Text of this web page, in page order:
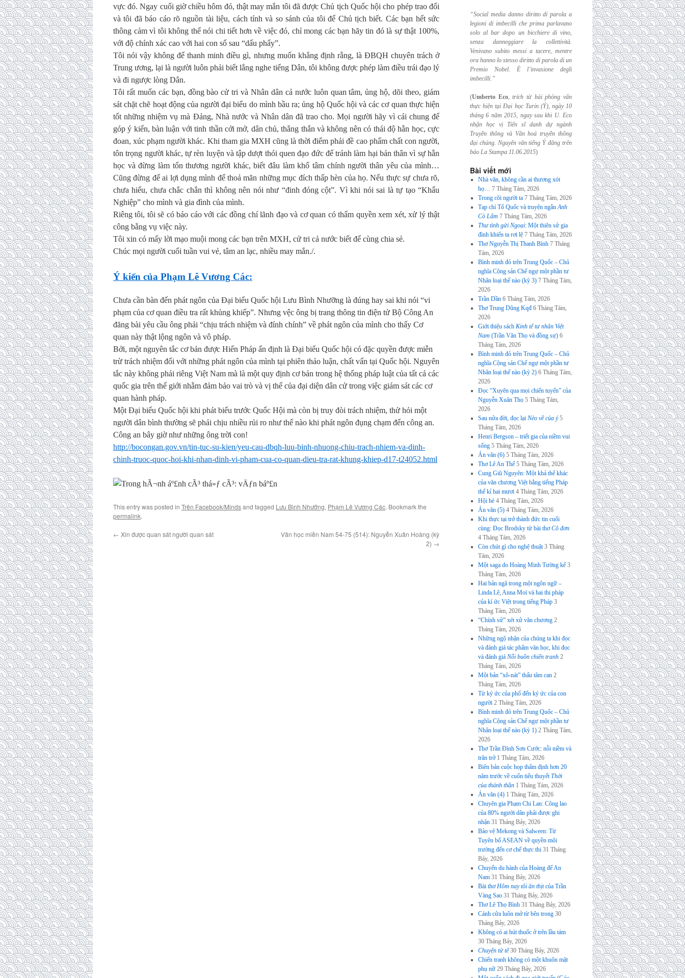
vực đó. Ngay cuối giờ chiều hôm đó, thật may mắn tôi đã được Chủ tịch Quốc hội cho phép trao đổi
và tôi đã báo cáo rõ nguồn tài liệu, cách tính và so sánh của tôi để Chủ tịch biết. Các bạn hết sức
thông cảm vì tôi không thể nói chi tiết hơn về việc đó, chỉ mong các bạn hãy tin đó là sự thật 100%,
với độ chính xác cao với hai con số sau “dấu phẩy”.
Tôi nói vậy không để thanh minh điều gì, nhưng muốn khẳng định rằng, là ĐBQH chuyên trách ở
Trung ương, lại là người luôn phải biết lắng nghe tiếng Dân, tôi không được phép làm điều trái đạo lý
và đi ngược lòng Dân.
Tôi rất muốn các bạn, đồng bào cử tri và Nhân dân cả nước luôn quan tâm, ủng hộ, dõi theo, giám
sát chặt chẽ hoạt động của người đại biểu do mình bầu ra; ủng hộ Quốc hội và các cơ quan thực hiện
tốt những nhiệm vụ mà Đảng, Nhà nước và Nhân dân đã trao cho. Mọi người hãy vì cái chung để
góp ý kiến, bàn luận với tinh thần cởi mở, dân chủ, thẳng thắn và không nên có thái độ hằn học, cực
đoan, xúc phạm người khác. Khi tham gia MXH cũng là thời điểm phải đề cao phẩm chất con người,
tôn trọng người khác, tự rèn luyện và tập dượt thói quen đạo đức để tránh làm hại bản thân vì sự hằn
học và đừng làm tổn thương người khác, biết đâu làm khổ tâm chính người thân yêu của mình…
Cũng đừng để ai lợi dụng mình để thoả mãn những mục đích thấp hèn của họ. Nếu thực sự chưa rõ,
chưa hiểu, chưa chắc chắn thì không nên nói như “đinh đóng cột”. Vì khi nói sai là tự tạo “Khẩu
Nghiệp” cho mình và gia đình của mình.
Riêng tôi, tôi sẽ có báo cáo với các đồng chí lãnh đạo và cơ quan có thẩm quyền xem xét, xử lý thật
công bằng vụ việc này.
Tôi xin có mấy lời mạo muội mong các bạn trên MXH, cử tri cả nước biết để cùng chia sẻ.
Chúc mọi người cuối tuần vui vẻ, tâm an lạc, nhiều may mắn./.
Ý kiến của Phạm Lê Vương Các:
Chưa cần bàn đến phát ngôn của Đại biểu Quốc hội Lưu Bình Nhưỡng là đúng hay sai khi nói “vi
phạm của cơ quan điều tra rất khủng khiếp”. Nhưng vệc ông bị trang thông tin điện tử Bộ Công An
đăng bài yêu cầu ông phải “chịu trách nhiệm và đính chính” về phát ngôn của mình cho thấy Cơ
quan này thật lộng ngôn và vô pháp.
Bởi, một nguyên tắc cơ bản được Hiến Pháp ấn định là Đại biểu Quốc hội có đặc quyền được miễn
trừ trách nhiệm đối với những phát ngôn của mình tại phiên thảo luận, chất vấn tại Quốc hội. Nguyên
tắc này không phải riêng Việt Nam mà là một quy định cơ bản trong hệ thống pháp luật của tất cả các
quốc gia trên thế giới nhằm đảm bảo vai trò và vị thế của đại diện dân cử trong việc giám sát các cơ
quan hành pháp.
Một Đại biểu Quốc hội khi phát biểu trước Quốc Hội mà còn bị truy đòi trách nhiệm, thử hỏi một
người dân bình thường sẽ phải chịu nhiều rủi ro như thế nào khi phát ngôn đụng chạm đến công an.
Công an bây giờ như những ông trời con!
http://bocongan.gov.vn/tin-tuc-su-kien/yeu-cau-dbqh-luu-binh-nhuong-chiu-trach-nhiem-va-dinh-
chinh-truoc-quoc-hoi-khi-nhan-dinh-vi-pham-cua-co-quan-dieu-tra-rat-khung-khiep-d17-t24052.html
This entry was posted in Trên Facebook/Mindsand tagged Lưu Bình Nhưỡng, Phạm Lê Vương Các. Bookmark the
permalink.
← Xin được quan sát người quan sát
Văn học miền Nam 54-75 (514): Nguyễn Xuân Hoàng (kỳ
2) →
“Social media danno diritto di parola a
legioni di imbecilli che prima parlavano
solo albar dopo un bicchiere di vino,
senza danneggiare la collettività.
Venivano subito messi a tacere, mentre
ora hanno lo stesso diritto di parola di un
Premio Nobel. È l’invasione degli
imbecilli.”
(Umberto Eco,trích từ bài phỏng vấn
thực hiện tại Đại học Turin (Ý), ngày 10
tháng 6 năm 2015, ngay sau khi U. Eco
nhận học vị Tiến sĩ danh dự ngành
Truyền thông và Văn hoá truyền thông
đại chúng. Nguyên văn tiếng Ý đăng trên
báo La Stampa 11.06.2015)
Bài viết mới
Nhà văn, không cần ai thương xót
họ… 7 Tháng Tám, 2026
Trong cõi người ta 7 Tháng Tám, 2026
Tạp chí Tổ Quốc và truyện ngắnAnh
Cò Lấm 7 Tháng Tám, 2026
Thư tình gửi Ngoại: Một thiên sử gia
đình khiến ta rơi lệ 7 Tháng Tám, 2026
Thơ Nguyễn Thị Thanh Bình 7 Tháng
Tám, 2026
Bình minh đỏ trên Trung Quốc – Chủ
nghĩa Cộng sản Chế ngự một phần tư
Nhân loại thế nào (kỳ 3) 7 Tháng Tám,
2026
Trần Dần 6 Tháng Tám, 2026
Thơ Trung Dũng Kqđ 6 Tháng Tám,
2026
Giới thiệu sách Kinh tế tư nhân Việt
Nam (Trần Văn Thọ và đồng sự) 6
Tháng Tám, 2026
Bình minh đỏ trên Trung Quốc – Chủ
nghĩa Cộng sản Chế ngự một phần tư
Nhân loại thế nào (kỳ 2) 6 Tháng Tám,
2026
Đọc “Xuyên qua mọi chiến tuyến” của
Nguyễn Xuân Thọ 5 Tháng Tám,
2026
Sau nửa đời, đọc lại Nẻo về của ý 5
Tháng Tám, 2026
Henri Bergson – triết gia của niềm vui
sống 5 Tháng Tám, 2026
Án văn (6) 5 Tháng Tám, 2026
Thơ Lê An Thế 5 Tháng Tám, 2026
Cung Giũ Nguyên: Một khả thể khác
của văn chương Việt bằng tiếng Pháp
thế kỉ hai mươi 4 Tháng Tám, 2026
Hội hè 4 Tháng Tám, 2026
Án văn (5) 4 Tháng Tám, 2026
Khi thực tại trở thành đức tin cuối
cùng: Đọc Brodsky từ bài thơCô đơn
4 Tháng Tám, 2026
Còn chút gì cho nghệ thuật 3 Tháng
Tám, 2026
Một saga do Hoàng Minh Tường kể 3
Tháng Tám, 2026
Hai bản ngã trong một ngôn ngữ –
Linda Lê, Anna Moï và hai thi pháp
của kí ức Việt trong tiếng Pháp 3
Tháng Tám, 2026
“Chính sử” xét xử văn chương 2
Tháng Tám, 2026
Những ngộ nhận của chúng ta khi đọc
và đánh giá tác phẩm văn học, khi đọc
và đánh giá Nỗi buồn chiến tranh 2
Tháng Tám, 2026
Một bản “xô-nát” thấu tâm can 2
Tháng Tám, 2026
Từ ký ức của phố đến ký ức của con
người 2 Tháng Tám, 2026
Bình minh đỏ trên Trung Quốc – Chủ
nghĩa Cộng sản Chế ngự một phần tư
Nhân loại thế nào (kỳ 1) 2 Tháng Tám,
2026
Thơ Trần Đình Sơn Cước: nỗi niềm và
trăn trở 1 Tháng Tám, 2026
Biên bản cuộc họp thẩm định hơn 20
năm trước về cuốn tiểu thuyếtThời
của thánh thần 1 Tháng Tám, 2026
Án văn (4) 1 Tháng Tám, 2026
Chuyên gia Phạm Chi Lan: Công lao
của 80% người dân phải được ghi
nhận 31 Tháng Bảy, 2026
Bảo vệ Mekong và Salween: Từ
Tuyên bố ASEAN về quyền môi
trường đến cơ chế thực thi 31 Tháng
Bảy, 2026
Chuyến du hành của Hoàng đế An
Nam 31 Tháng Bảy, 2026
Bài thơHôm nay tôi ăn thịtcủa Trần
Vàng Sao 31 Tháng Bảy, 2026
Thơ Lê Thọ Bình 31 Tháng Bảy, 2026
Cánh cửa luôn mở từ bên trong 30
Tháng Bảy, 2026
Không có ai hút thuốc ở trên lầu tám
30 Tháng Bảy, 2026
Chuyện tử tế 30 Tháng Bảy, 2026
Chiến tranh không có một khuôn mặt
phụ nữ 29 Tháng Bảy, 2026